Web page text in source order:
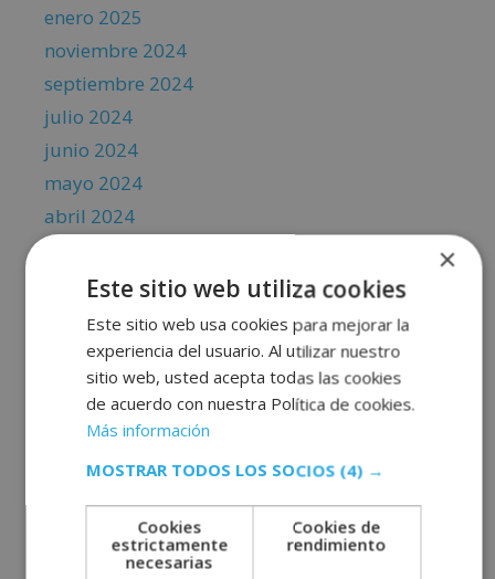
enero 2025
noviembre 2024
septiembre 2024
julio 2024
junio 2024
mayo 2024
abril 2024
febrero 2024
enero 2024
diciembre 2023
noviembre 2023
octubre 2023
agosto 2023
julio 2023
junio 2023
×
Este sitio web utiliza cookies
Este sitio web usa cookies para mejorar la
experiencia del usuario. Al utilizar nuestro
sitio web, usted acepta todas las cookies
de acuerdo con nuestra Política de cookies.
Más información
MOSTRAR TODOS LOS SOCIOS (4) →
Cookies
estrictamente
necesarias
Cookies de
rendimiento